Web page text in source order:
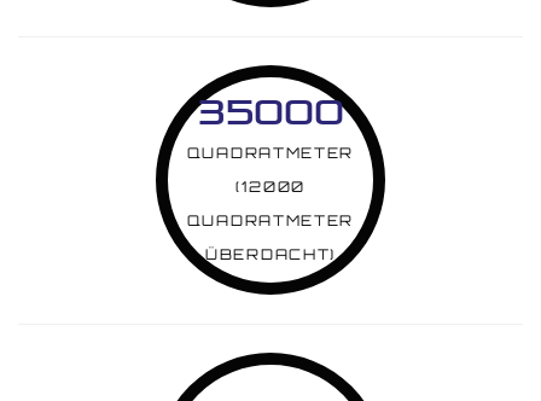
35000
QUADRATMETER
(12000
QUADRATMETER
ÜBERDACHT)